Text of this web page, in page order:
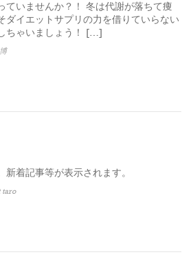
ていませんか？！ 冬は代謝が落ちて痩
ダイエットサプリの力を借りていらない
ちゃいましょう！ […]
着記事等が表示されます。
taro